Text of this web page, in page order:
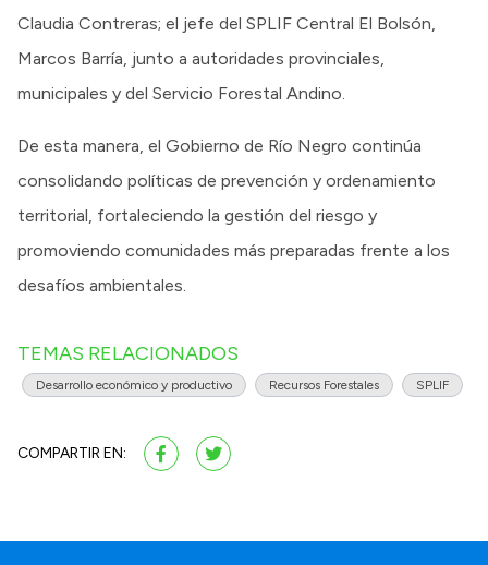
Claudia Contreras; el jefe del SPLIF Central El Bolsón,
Marcos Barría, junto a autoridades provinciales,
municipales y del Servicio Forestal Andino.
De esta manera, el Gobierno de Río Negro continúa
consolidando políticas de prevención y ordenamiento
territorial, fortaleciendo la gestión del riesgo y
promoviendo comunidades más preparadas frente a los
desafíos ambientales.
TEMAS RELACIONADOS
Desarrollo económico y productivo Recursos Forestales SPLIF
COMPARTIR EN: